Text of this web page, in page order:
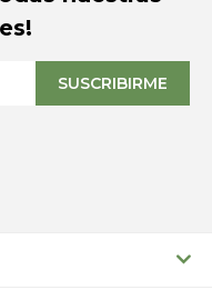
SUSCRIBIRME